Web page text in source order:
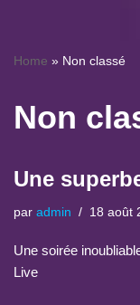
Home » Non classé
Non
Une
par admin 18 août
Une soirée
Live